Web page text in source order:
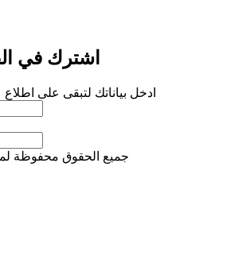
اشترك في
ادخل بياناتك لتبقى على
جميع الحقوق محفوظة